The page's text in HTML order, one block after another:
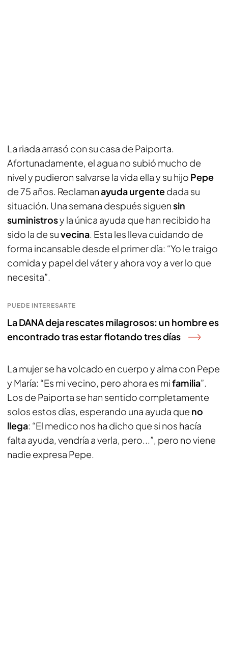
La riada arrasó con su casa de Paiporta.
Afortunadamente, el agua no subió mucho de
nivel y pudieron salvarse la vida ella y su hijo Pepe
de 75 años. Reclamanayuda urgentedada su
situación. Una semana después siguensin
suministrosy la única ayuda que han recibido ha
sido la de suvecina. Esta les lleva cuidando de
forma incansable desde el primer día: “Yo le traigo
comida y papel del váter y ahora voy a ver lo que
necesita”.
PUEDE INTERESARTE
La DANA deja rescates milagrosos: un hombre es
encontrado tras estar flotando tres días
La mujer se ha volcado en cuerpo y alma con Pepe
y María: “Es mi vecino, pero ahora es mifamilia”.
Los de Paiporta se han sentido completamente
solos estos días, esperando una ayuda que no
llega: “El medico nos ha dicho que si nos hacía
falta ayuda, vendría a verla, pero...”, pero no viene
nadie expresa Pepe.